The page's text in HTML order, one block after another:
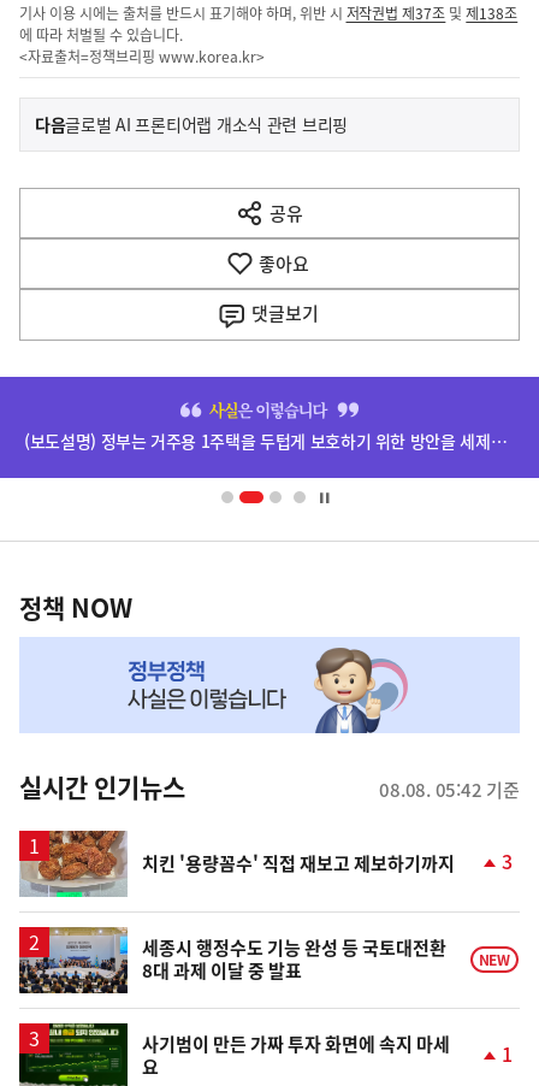
기사 이용 시에는 출처를 반드시 표기해야 하며, 위반 시 저작권법 제37조 및제138조
에 따라 처벌될 수 있습니다.
<자료출처=정책브리핑 www.korea.kr>
이
전
다
음
다음기
글로벌 AI 프론티어랩 개소식 관련 브리핑
공유
열
기
좋아요
댓글보기
영
(보도설명) 정부는 거주용 1주택을 두텁게 보호하기 위한 방안을 세제개편안에 담았습니다.
책
NOW,
뉴
스
정책 NOW
실시간 인기뉴스 08.08. 05:42 기준
치킨 '용량꼼수' 직접 재보고 제보하기까지
상
승
3
세종시 행정수도 기능 완성 등 국토대전환
8대 과제 이달 중 발표
NEW
사기범이 만든 가짜 투자 화면에 속지 마세
요
1